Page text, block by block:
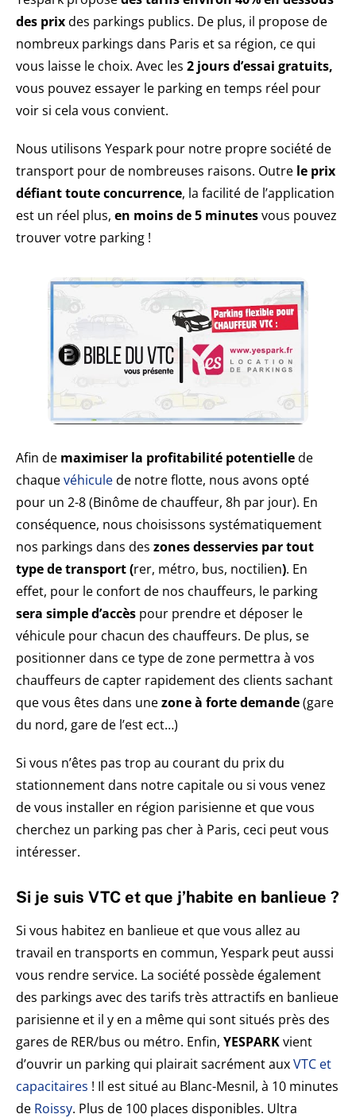
des prixdes parkings publics. De plus, il propose de
nombreux parkings dans Paris et sa région, ce qui
vous laisse le choix. Avec les 2 jours d’essai gratuits,
vous pouvez essayer le parking en temps réel pour
voir si cela vous convient.
Nous utilisons Yespark pour notre propre société de
transport pour de nombreuses raisons. Outre le prix
défiant toute concurrence, la facilité de l’application
est un réel plus, en moins de 5 minutesvous pouvez
trouver votre parking !
Afin de maximiser la profitabilité potentiellede
chaquevéhiculede notre flotte, nous avons opté
pour un 2-8 (Binôme de chauffeur, 8h par jour). En
conséquence, nous choisissons systématiquement
nos parkings dans des zones desservies par tout
type de transport (rer, métro, bus, noctilien). En
effet, pour le confort de nos chauffeurs, le parking
sera simple d’accès pour prendre et déposer le
véhicule pour chacun des chauffeurs. De plus, se
positionner dans ce type de zone permettra à vos
chauffeurs de capter rapidement des clients sachant
que vous êtes dans unezone à forte demande(gare
du nord, gare de l’est ect…)
Si vous n’êtes pas trop au courant du prix du
stationnement dans notre capitale ou si vous venez
de vous installer en région parisienne et que vous
cherchez un parking pas cher à Paris, ceci peut vous
intéresser.
Si je suis VTC et que j’habite en banlieue ?
Si vous habitez en banlieue et que vous allez au
travail en transports en commun, Yespark peut aussi
vous rendre service. La société possède également
des parkings avec des tarifs très attractifs en banlieue
parisienne et il y en a même qui sont situés près des
gares de RER/bus ou métro. Enfin, YESPARKvient
d’ouvrir un parking qui plairait sacrément auxVTC et
capacitaires ! Il est situé au Blanc-Mesnil, à 10 minutes
de Roissy. Plus de 100 places disponibles. Ultra